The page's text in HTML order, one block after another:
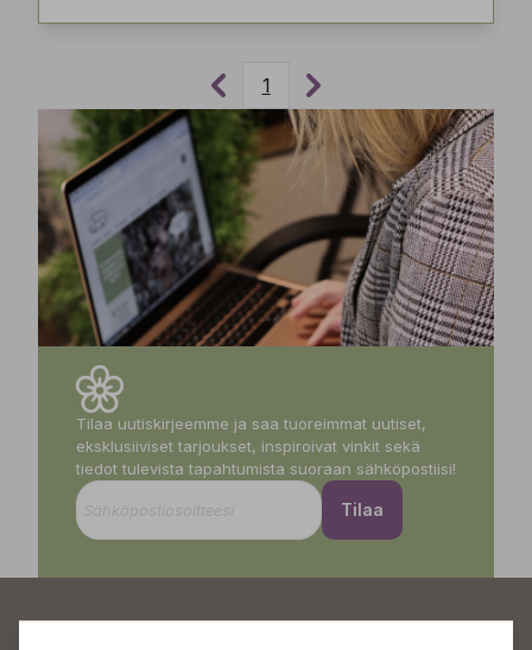
1
Tilaa uutiskirjeemme ja saa tuoreimmat uutiset,
eksklusiiviset tarjoukset, inspiroivat vinkit sekä
tiedot tulevista tapahtumista suoraan sähköpostiisi!
Tilaa